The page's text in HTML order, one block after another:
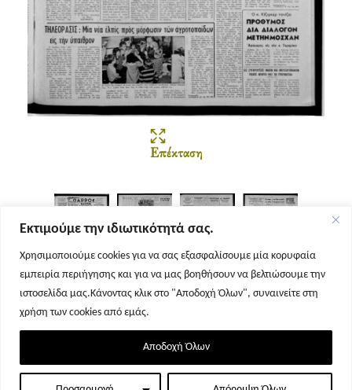
Εκτιμούμε την ιδιωτικότητά σας.
Χρησιμοποιούμε cookies για να σας εξασφαλίσουμε μία κορυφαία
εμπειρία περιήγησης και για να μας βοηθήσουν να βελτιώσουμε την
ιστοσελίδα μας.Κάνοντας κλικ στο "Αποδοχή Όλων", συναινείτε στη
χρήση των cookies από εμάς.
Αποδοχή Όλων
Επέκταση
Σελίδα 1 Σελίδα 2 Σελίδα 3 Σελίδα 4